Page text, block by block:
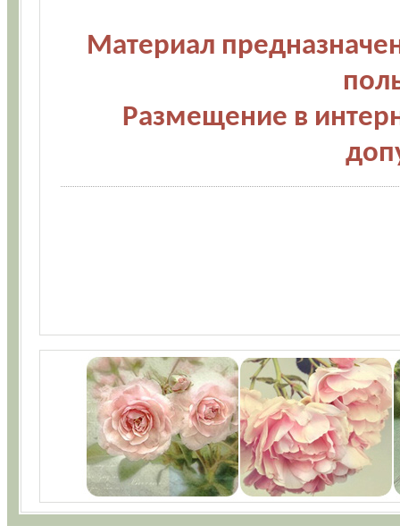
Материал
Размещение в